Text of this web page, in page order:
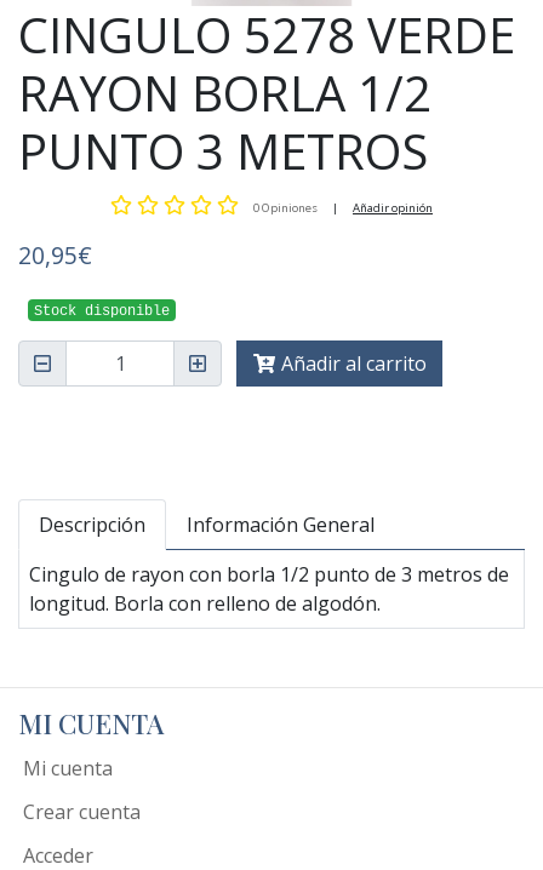
CINGULO 5278 VERDE
RAYON BORLA 1/2
PUNTO 3 METROS
0 Opiniones | Añadir opinión
20,95€
Stock disponible
Añadir al carrito
Descripción
Información General
Cingulo de rayon con borla 1/2 punto de 3 metros de
longitud. Borla con relleno de algodón.
MI CUENTA
Mi cuenta
Crear cuenta
Acceder